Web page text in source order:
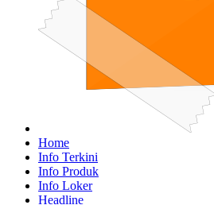
Home
Info Terkini
Info Produk
Info Loker
Headline